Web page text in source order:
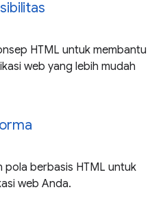
HTML untuk membantu
web yang lebih mudah
pola berbasis HTML untuk
web Anda.